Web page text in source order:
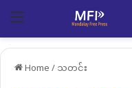
Menu
Home/သတင်း